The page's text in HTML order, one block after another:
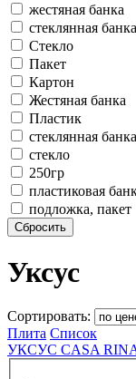
жестяная банка
стеклянная
Стекло
Пакет
Картон
Жестяная банка
Пластик
стеклянная банка
стекло
250гр
пластиковая
подложка, пакет
Сбросить
Уксус
Сортировать:
Плита Список
УКСУС CASA